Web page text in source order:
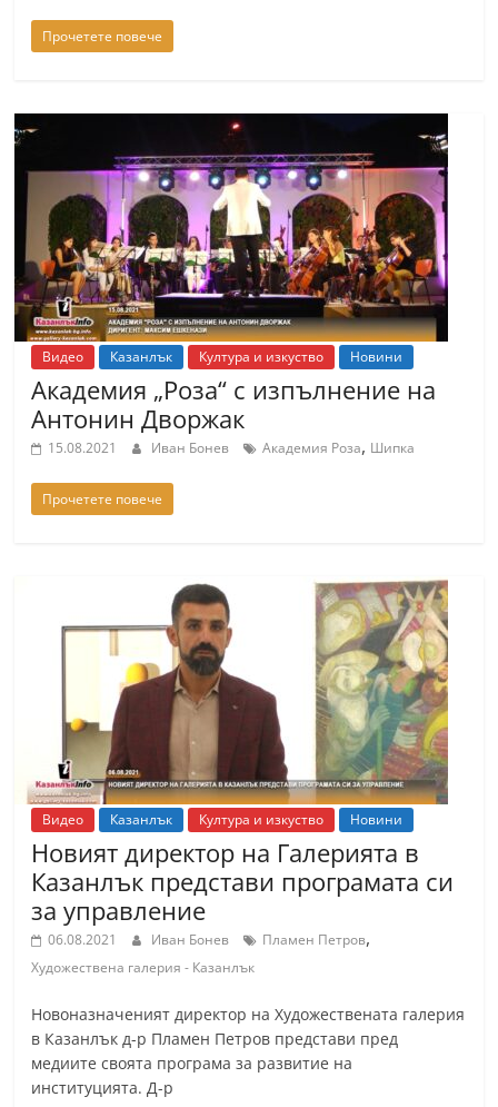
Прочетете повече
Видео Казанлък Култура и изкуство Новини
Академия „Роза“ с изпълнение на
Антонин Дворжак
15.08.2021 Иван Бонев Академия Роза, Шипка
Прочетете повече
Видео Казанлък Култура и изкуство Новини
Новият директор на Галерията в
Казанлък представи програмата си
за управление
06.08.2021 Иван Бонев Пламен Петров,
Художествена галерия - Казанлък
Новоназначеният директор на Художествената галерия
в Казанлък д-р Пламен Петров представи пред
медиите своята програма за развитие на
институцията. Д-р